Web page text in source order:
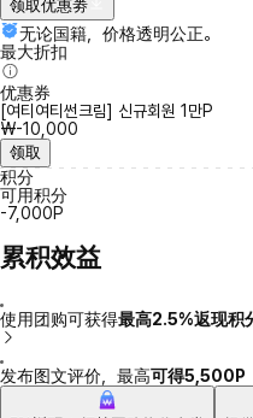
领取优惠劵
无论国籍，价格透明公正。
最大折扣
优惠券
[여티여티썬크림] 신규회원 1만P
₩-10,000
领取
积分
可用积分
-7,000P
累积效益
使用团购可获得最高2.5%返现积
发布图文评价，最高可得5,500P